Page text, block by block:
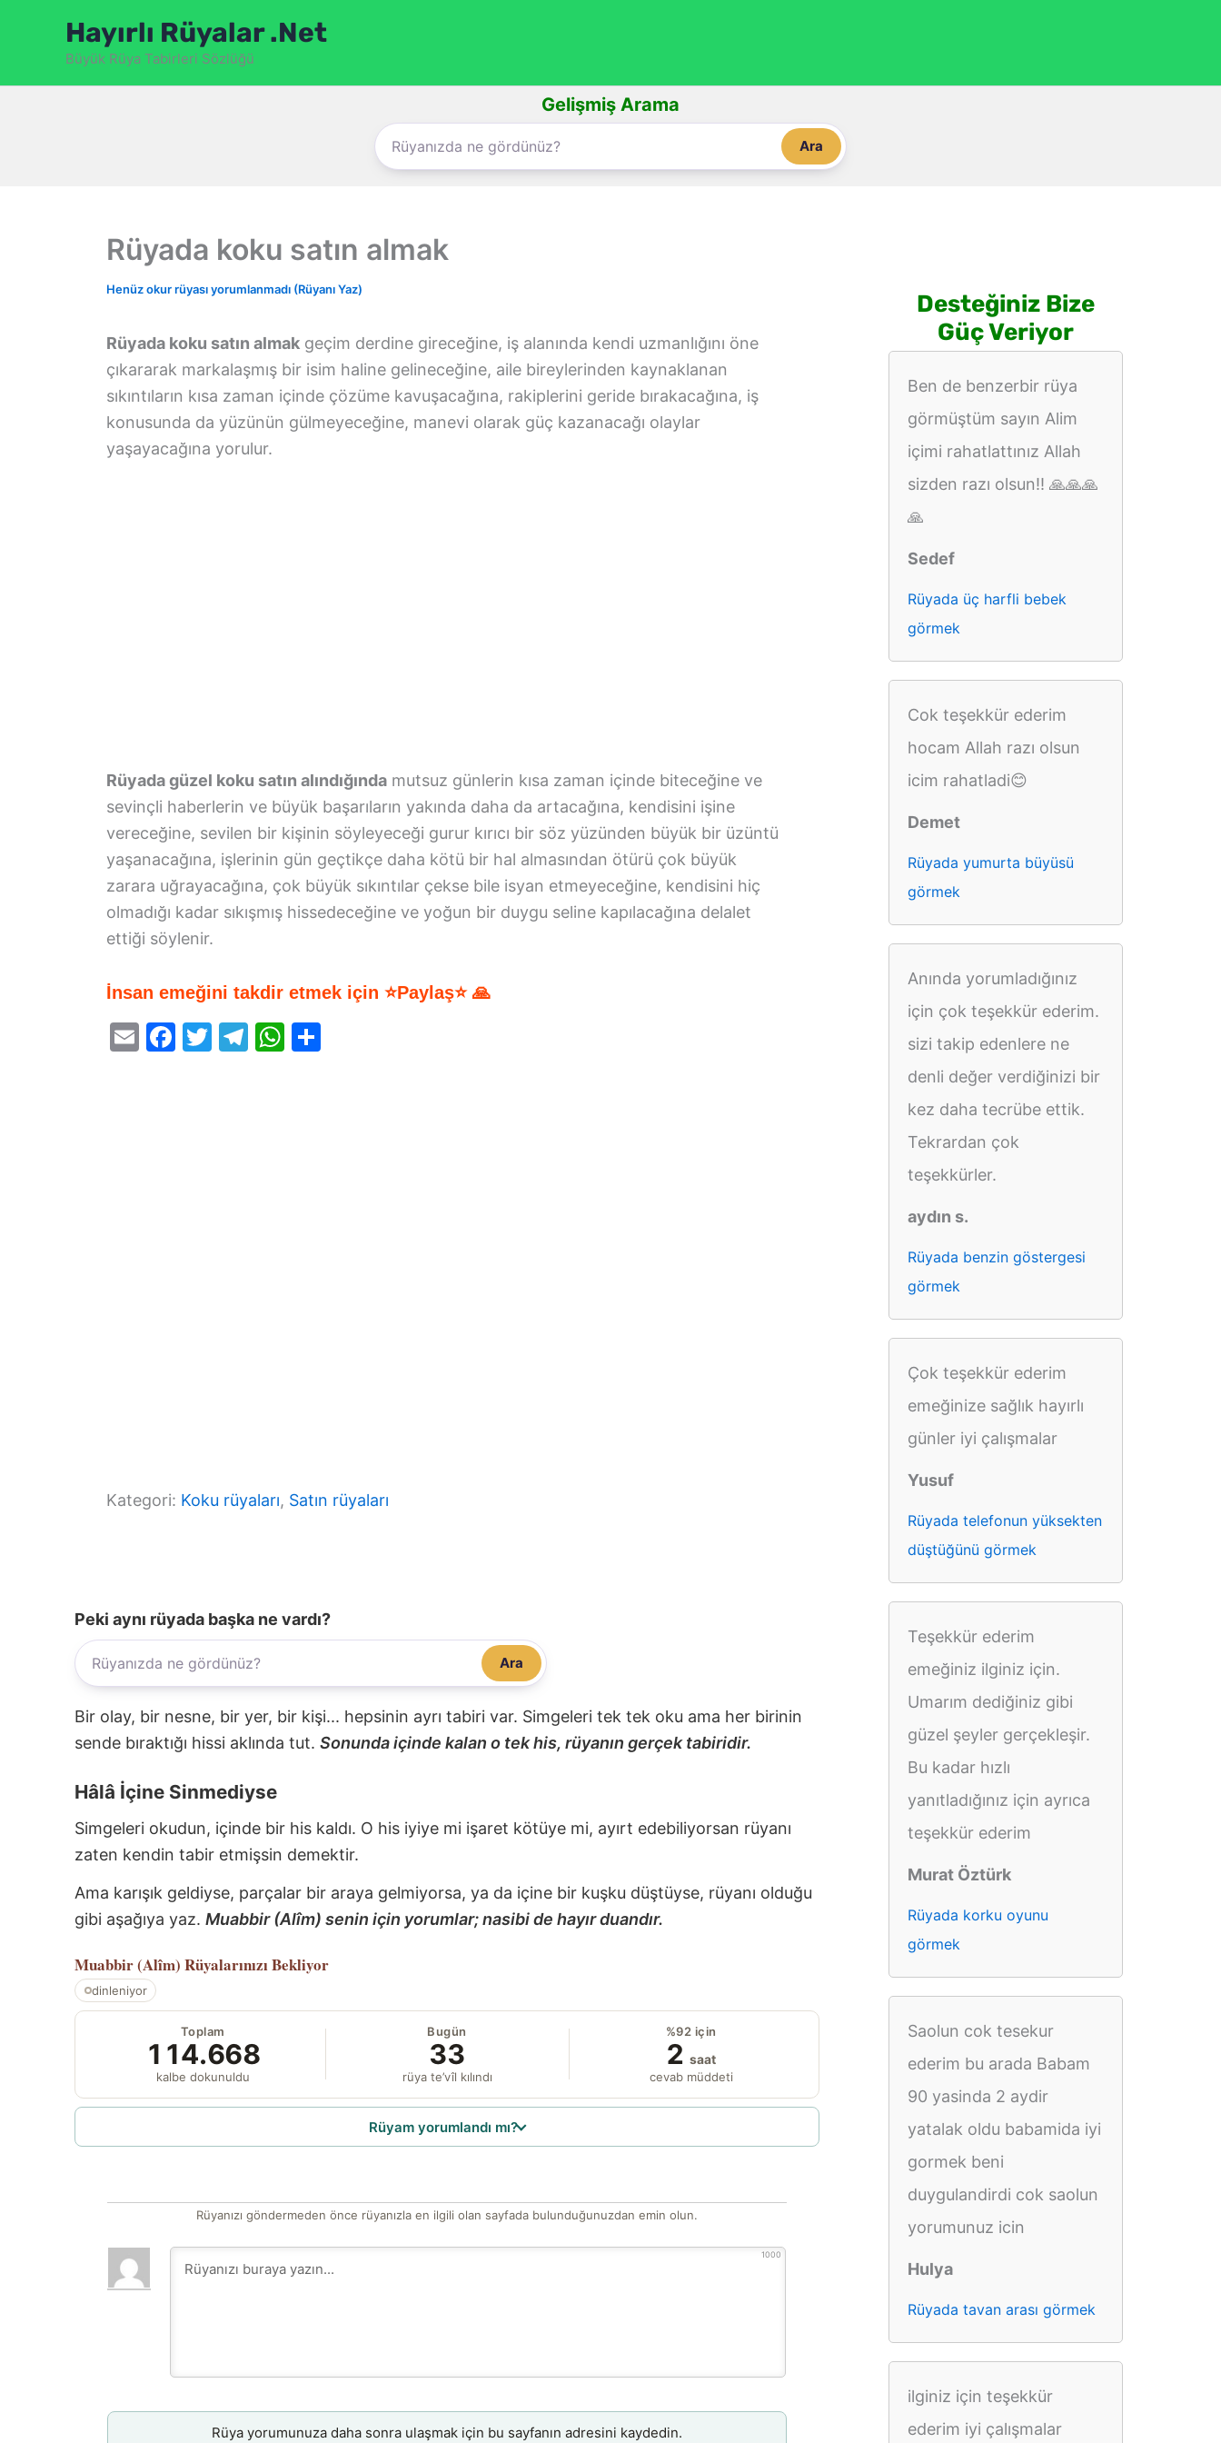
Hayırlı Rüyalar .Net
Büyük Rüya Tabirleri Sözlüğü
Gelişmiş Arama
Ara
Rüyada koku satın almak
Henüz okur rüyası yorumlanmadı (Rüyanı Yaz)
Rüyada koku satın almak geçim derdine gireceğine, iş alanında kendi uzmanlığını öne
çıkararak markalaşmış bir isim haline gelineceğine, aile bireylerinden kaynaklanan
sıkıntıların kısa zaman içinde çözüme kavuşacağına, rakiplerini geride bırakacağına, iş
konusunda da yüzünün gülmeyeceğine, manevi olarak güç kazanacağı olaylar
yaşayacağına yorulur.
Rüyada güzel koku satın alındığında mutsuz günlerin kısa zaman içinde biteceğine ve
sevinçli haberlerin ve büyük başarıların yakında daha da artacağına, kendisini işine
vereceğine, sevilen bir kişinin söyleyeceği gurur kırıcı bir söz yüzünden büyük bir üzüntü
yaşanacağına, işlerinin gün geçtikçe daha kötü bir hal almasından ötürü çok büyük
zarara uğrayacağına, çok büyük sıkıntılar çekse bile isyan etmeyeceğine, kendisini hiç
olmadığı kadar sıkışmış hissedeceğine ve yoğun bir duygu seline kapılacağına delalet
ettiği söylenir.
İnsan emeğini takdir etmek için ⭐Paylaş⭐ 🙏
E
F
T
T
W
Kategori: Koku rüyaları, Satın rüyaları
Peki aynı rüyada başka ne vardı?
Ara
Bir olay, bir nesne, bir yer, bir kişi... hepsinin ayrı tabiri var. Simgeleri tek tek oku ama her birinin
sende bıraktığı hissi aklında tut. Sonunda içinde kalan o tek his, rüyanın gerçek tabiridir.
Hâlâ İçine Sinmediyse
Simgeleri okudun, içinde bir his kaldı. O his iyiye mi işaret kötüye mi, ayırt edebiliyorsan rüyanı
zaten kendin tabir etmişsin demektir.
Ama karışık geldiyse, parçalar bir araya gelmiyorsa, ya da içine bir kuşku düştüyse, rüyanı olduğu
gibi aşağıya yaz. Muabbir (Alîm) senin için yorumlar; nasibi de hayır duandır.
Muabbir (Alîm) Rüyalarınızı Bekliyor
dinleniyor
Toplam
114.668
kalbe dokunuldu
Bugün
33
rüya te’vîl kılındı
%92 için
2 saat
cevab müddeti
Rüyam yorumlandı mı?
Rüyanızı göndermeden önce rüyanızla en ilgili olan sayfada bulunduğunuzdan emin olun.
1000
Rüya yorumunuza daha sonra ulaşmak için bu sayfanın adresini kaydedin.
Desteğiniz Bize
Güç Veriyor
Ben de benzerbir rüya
görmüştüm sayın Alim
içimi rahatlattınız Allah
sizden razı olsun!! 🙏🙏🙏
🙏
Sedef
Rüyada üç harfli bebek
görmek
Cok teşekkür ederim
hocam Allah razı olsun
icim rahatladi😊
Demet
Rüyada yumurta büyüsü
görmek
Anında yorumladığınız
için çok teşekkür ederim.
sizi takip edenlere ne
denli değer verdiğinizi bir
kez daha tecrübe ettik.
Tekrardan çok
teşekkürler.
aydın s.
Rüyada benzin göstergesi
görmek
Çok teşekkür ederim
emeğinize sağlık hayırlı
günler iyi çalışmalar
Yusuf
Rüyada telefonun yüksekten
düştüğünü görmek
Teşekkür ederim
emeğiniz ilginiz için.
Umarım dediğiniz gibi
güzel şeyler gerçekleşir.
Bu kadar hızlı
yanıtladığınız için ayrıca
teşekkür ederim
Murat Öztürk
Rüyada korku oyunu
görmek
Saolun cok tesekur
ederim bu arada Babam
90 yasinda 2 aydir
yatalak oldu babamida iyi
gormek beni
duygulandirdi cok saolun
yorumunuz icin
Hulya
Rüyada tavan arası görmek
ilginiz için teşekkür
ederim iyi çalışmalar